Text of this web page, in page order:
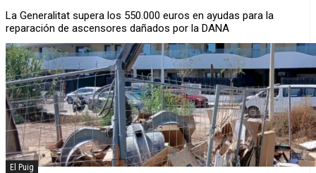
La Generalitat supera los 550.000 euros en ayudas para la
reparación de ascensores dañados por la DANA
El Puig